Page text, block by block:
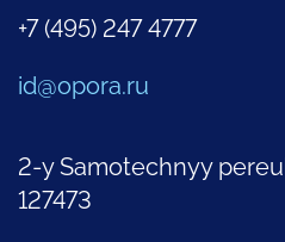
+7 (495) 247 4777
id@opora.ru
2-y Samotechnyy
127473